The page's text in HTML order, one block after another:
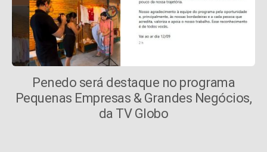
Penedo será destaque no programa
Pequenas Empresas & Grandes Negócios,
da TV Globo